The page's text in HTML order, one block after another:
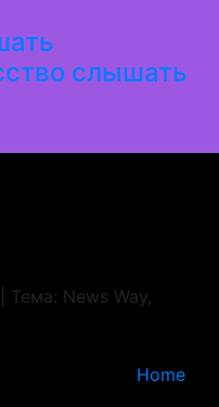
слышать
Тема: News Way,
Home